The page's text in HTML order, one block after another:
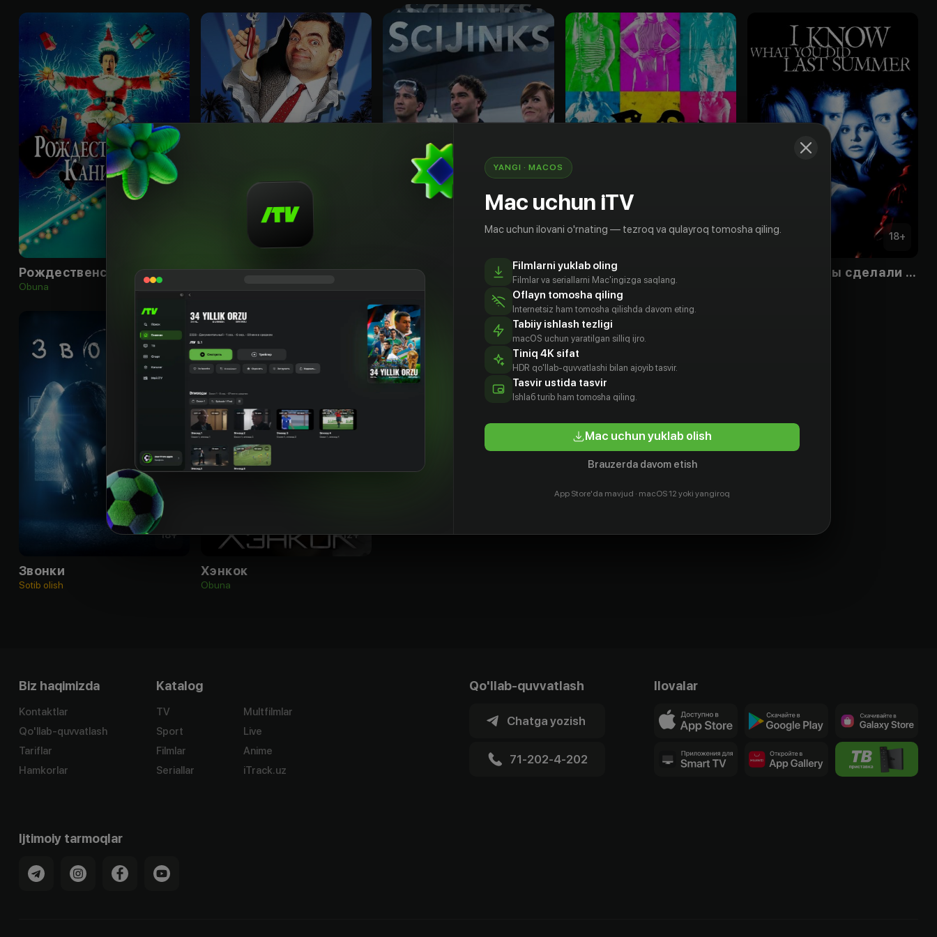
Рождественские каникулы
Obuna
Мистер Бин
12 +
Научные приколы
18+
Клуб «CBGB»
Bepul
18+
Я знаю, что вы сделали прошлым летом
18+
Звонки
Sotib olish
12+
Хэнкок
Obuna
Biz haqimizda
Kontaktlar
Qo'llab-quvvatlash
Tariflar
Hamkorlar
Katalog
TV
Sport
Filmlar
Seriallar
Multfilmlar
Live
Anime
iTrack.uz
Qo'llab-quvvatlash
Chatga yozish
71-202-4-202
Ilovalar
Ijtimoiy tarmoqlar
YANGI · MACOS
Mac uchun iTV
Mac uchun ilovani o'rnating — tezroq va qulayroq tomosha qiling.
Filmlarni yuklab oling
Filmlar va seriallarni Mac'ingizga saqlang.
Oflayn tomosha qiling
Internetsiz ham tomosha qilishda davom eting.
Tabiiy ishlash tezligi
macOS uchun yaratilgan silliq ijro.
Tiniq 4K sifat
HDR qo'llab-quvvatlashi bilan ajoyib tasvir.
Tasvir ustida tasvir
Ishlаб turib ham tomosha qiling.
Mac uchun yuklab olish
Brauzerda davom etish
App Store'da mavjud · macOS 12 yoki yangiroq